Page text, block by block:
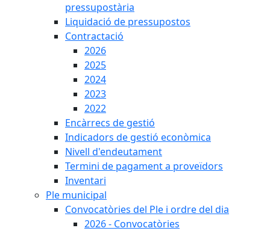
pressupostària
Liquidació de pressupostos
Contractació
2026
2025
2024
2023
2022
Encàrrecs de gestió
Indicadors de gestió econòmica
Nivell d'endeutament
Termini de pagament a proveïdors
Inventari
Ple municipal
Convocatòries del Ple i ordre del dia
2026 - Convocatòries